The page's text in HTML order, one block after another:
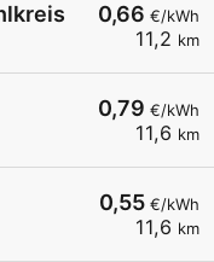
0,66 €/kWh
11,2 km
0,79 €/kWh
11,6 km
0,55 €/kWh
11,6 km